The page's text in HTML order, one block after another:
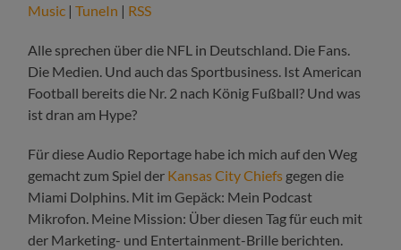
Music |TuneIn | RSS
Alle sprechen über die NFL in Deutschland. Die Fans.
Die Medien. Und auch das Sportbusiness. Ist American
Football bereits die Nr. 2 nach König Fußball? Und was
ist dran am Hype?
Für diese Audio Reportage habe ich mich auf den Weg
gemacht zum Spiel der Kansas City Chiefs gegen die
Miami Dolphins. Mit im Gepäck: Mein Podcast
Mikrofon. Meine Mission: Über diesen Tag für euch mit
der Marketing- und Entertainment-Brille berichten.